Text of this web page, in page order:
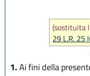
(sostituita
29 L.R. 25
1.Ai fini della